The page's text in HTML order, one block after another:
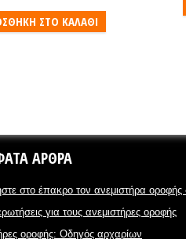
ΣΤΟ ΚΑΛΆΘΙ
ΆΡΘΡΑ
στο έπακρο τον ανεμιστήρα οροφής
για τους ανεμιστήρες οροφής
οροφής: Οδηγός αρχαρίων